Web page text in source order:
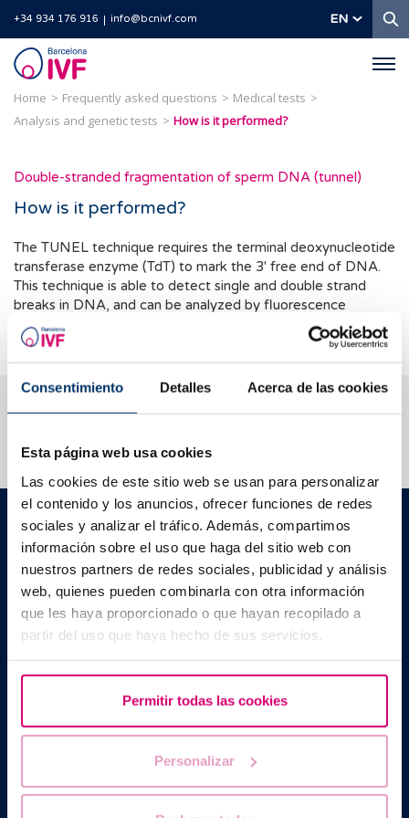
Consentimiento Detalles Acerca de las cookies
Esta página web usa cookies
Las cookies de este sitio web se usan para personalizar
el contenido y los anuncios, ofrecer funciones de redes
sociales y analizar el tráfico. Además, compartimos
información sobre el uso que haga del sitio web con
nuestros partners de redes sociales, publicidad y análisis
web, quienes pueden combinarla con otra información
que les haya proporcionado o que hayan recopilado a
partir del uso que haya hecho de sus servicios.
Permitir todas las cookies
Personalizar
+34 934 176 916 info@bcnivf.com EN
Barcelona
IVF
Home Frequently asked questions
Medical tests
Analysis and genetic tests
How is it performed?
Double-stranded fragmentation of sperm DNA (tunnel)
How is it performed?
The TUNEL technique requires the terminal deoxynucleotide
transferase enzyme (TdT) to mark the 3' free end of DNA.
This technique is able to detect single and double strand
breaks in DNA, and can be analyzed by fluorescence
microscopy (Figure 1a) or flow cytometry.
Barcelona IVF
Planetarium Building
Escoles Pies, 103. 08017 Barcelona, Spain
+34 934 176 916
info@bcnivf.com
Barcelona IVF is a Healthcare Centre approved by the Generalitat
of Catalonia and authorized to operate as a Human Assisted
Reproduction Centre with code no. E08050604